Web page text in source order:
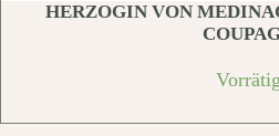
HERZOGIN VON
Vorrätig